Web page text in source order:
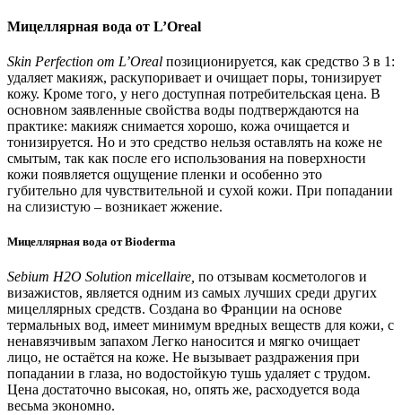
Мицеллярная вода от L’Oreal
Skin Perfection от L’Oreal позиционируется, как средство 3 в 1:
удаляет макияж, раскупоривает и очищает поры, тонизирует
кожу. Кроме того, у него доступная потребительская цена. В
основном заявленные свойства воды подтверждаются на
практике: макияж снимается хорошо, кожа очищается и
тонизируется. Но и это средство нельзя оставлять на коже не
смытым, так как после его использования на поверхности
кожи появляется ощущение пленки и особенно это
губительно для чувствительной и сухой кожи. При попадании
на слизистую – возникает жжение.
Мицеллярная вода от Bioderma
Sebium H2O Solution micellaire, по отзывам косметологов и
визажистов, является одним из самых лучших среди других
мицеллярных средств. Создана во Франции на основе
термальных вод, имеет минимум вредных веществ для кожи, с
ненавязчивым запахом Легко наносится и мягко очищает
лицо, не остаётся на коже. Не вызывает раздражения при
попадании в глаза, но водостойкую тушь удаляет с трудом.
Цена достаточно высокая, но, опять же, расходуется вода
весьма экономно.